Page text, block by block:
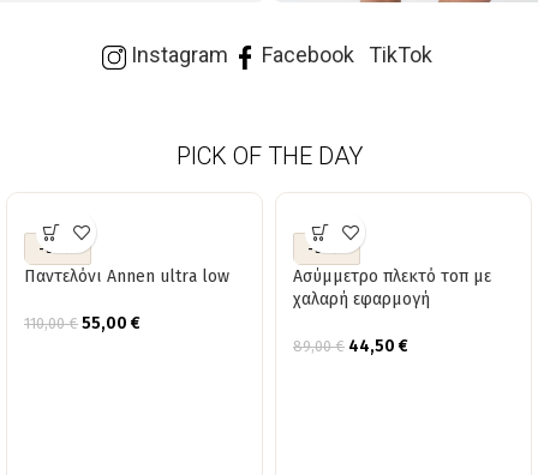
Instagram Facebook TikTok
PICK OF THE DAY
-50%
Παντελόνι Annen ultra low
110,00€ 55,00 €
-50%
Ασύμμετρο πλεκτό τοπ με
χαλαρή εφαρμογή
89,00€ 44,50 €